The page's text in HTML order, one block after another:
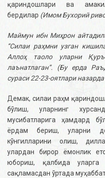
қариндошлари ва
бердилар (Имом Бухорий
Маймун ибн Миҳрон
“Силаи раҳмни узган
Аллоҳ таоло уларни
лаънатлаган”. (Бу ерда
сураси 22-23-оятлари назарда
Демак, силаи раҳм
бўлиш, уларнинг
мусибатларига ҳамдард
ёрдам бериш, уларни
кўнгилларини олиш,
улардан бирор ёмонлик
юбориш, қалбида
сақламасдан ўртада